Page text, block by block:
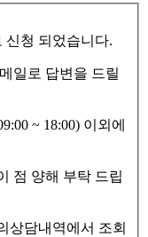
신청 되었습니다.
일로 답변을 드릴
~ 18:00) 이외에
점 양해 부탁 드립
상담내역에서 조회